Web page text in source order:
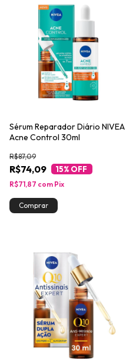
Sérum Reparador Diário NIVEA
Acne Control 30ml
R$74,09
R$87,09
15% OFF
R$71,87 com Pix